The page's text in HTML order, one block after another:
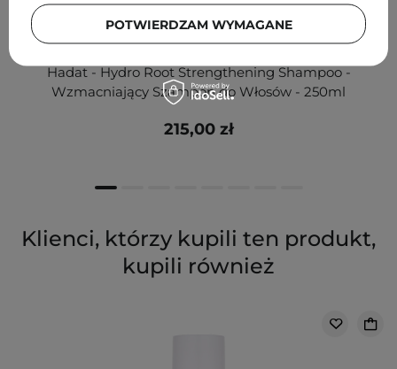
Hadat - Hydro Root Strengthening Shampoo -
Wzmacniający Szampon do Włosów - 250ml
215,00 zł
Klienci, którzy kupili ten produkt,
kupili również
POTWIERDZAM WYMAGANE